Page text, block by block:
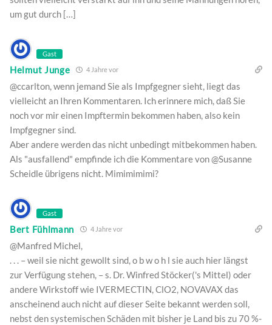
um gut durch […]
Gast
Helmut Junge 4 Jahre vor
@ccarlton, wenn jemand Sie als Impfgegner sieht, liegt das
vielleicht an Ihren Kommentaren. Ich erinnere mich, daß Sie
noch vor mir einen Impftermin bekommen haben, also kein
Impfgegner sind.
Aber andere werden das nicht unbedingt mitbekommen haben.
Als "ausfallend" empfinde ich die Kommentare von @Susanne
Scheidle übrigens nicht. Mimimimimi?
Gast
Bert Fühlmann 4 Jahre vor
@Manfred Michel,
. . . – weil sie nicht gewollt sind, o b w o h l sie auch hier längst
zur Verfügung stehen, – s. Dr. Winfred Stöcker('s Mittel) oder
andere Wirkstoff wie IVERMECTIN, ClO2, NOVAVAX das
anscheinend auch nicht auf dieser Seite bekannt werden soll,
nebst den systemischen Schäden mit bisher je Land bis zu 70 %-